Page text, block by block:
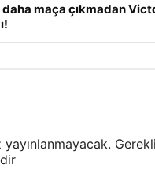
maça çıkmadan